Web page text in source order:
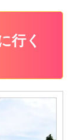
行く